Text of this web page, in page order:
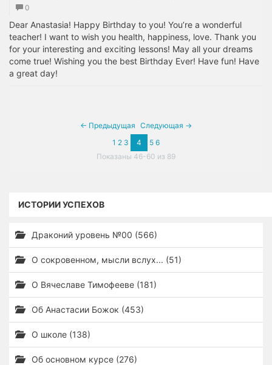
0
Dear Anastasia! Happy Birthday to you! You’re a wonderful
teacher! I want to wish you health, happiness, love. Thank you
for your interesting and exciting lessons! May all your dreams
come true! Wishing you the best Birthday Ever! Have fun! Have
a great day!
← Предыдущая Следующая →
1 2 3 4 5 6
Показаны 46-60 из 89
ИСТОРИИ УСПЕХОВ
Драконий уровень №00 (566)
О сокровенном, мысли вслух... (51)
О Вячеславе Тимофееве (181)
Об Анастасии Божок (453)
О школе (138)
Об основном курсе (276)